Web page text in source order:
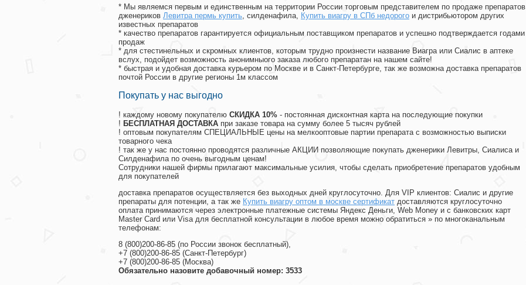
* Мы являемся первым и единственным на территории России торговым представителем по продаже препаратов
дженериков Левитра пермь купить, силденафила, Купить виагру в СПб недорого и дистрибьютором других
известных препаратов
* качество препаратов гарантируется официальным поставщиком препаратов и успешно подтверждается годами
продаж
* для стестинельных и скромных клиентов, которым трудно произнести название Виагра или Сиалис в аптеке
вслух, подойдет возможность анонимныого заказа любого препаратан на нашем сайте!
* быстрая и удобная доставка курьером по Москве и в Санкт-Петербурге, так же возможна доставка препаратов
почтой России в другие регионы 1м классом
Покупать у нас выгодно
! каждому новому покупателю СКИДКА 10% - постоянная дисконтная карта на последующие покупки
! БЕСПЛАТНАЯ ДОСТАВКА при заказе товара на сумму более 5 тысяч рублей
! оптовым покупателям СПЕЦИАЛЬНЫЕ цены на мелкооптовые партии препарата с возможностью выписки
товарного чека
! так же у нас постоянно проводятся различные АКЦИИ позволяющие покупать дженерики Левитры, Сиалиса и
Силденафила по очень выгодным ценам!
Cотрудники нашей фирмы прилагают максимальные усилия, чтобы сделать приобретение препаратов удобным
для покупателей
доставка препаратов осуществляется без выходных дней круглосуточно. Для VIP клиентов: Сиалис и другие
препараты для потенции, а так же Купить виагру оптом в москве сертификат доставляются круглосуточно
оплата принимаются через электронные платежные системы Яндекс Деньги, Web Money и с банковских карт
Master Card или Visa для бесплатной консультации в любое время можно обратиться » по многоканальным
телефонам:
8 (800)200-86-85 (по России звонок бесплатный),
+7 (800)200-86-85 (Санкт-Петербург)
+7 (800)200-86-85 (Москва)
Обязательно назовите добавочный номер: 3533